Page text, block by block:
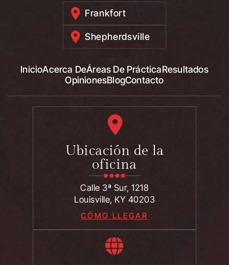
Frankfort
Shepherdsville
InicioAcerca DeÁreas De PrácticaResultados
OpinionesBlogContacto
Ubicación de la
oficina
Calle 3ª Sur, 1218
Louisville, KY 40203
CÓMO LLEGAR